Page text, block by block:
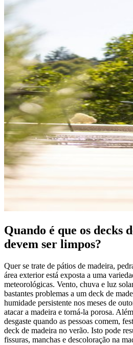
Quando é que os decks
devem ser limpos?
Quer se trate de pátios de madeira,
área exterior está exposta a uma
meteorológicas. Vento, chuva e luz
bastantes problemas a um deck de
humidade persistente nos meses de
atacar a madeira e torná-la porosa.
desgaste quando as pessoas comem,
deck de madeira no verão. Isto pode
fissuras, manchas e descoloração na